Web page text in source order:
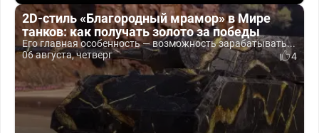
2D-стиль «Благородный мрамор» в Мире
танков: как получать золото за победы
Его главная особенность — возможность зарабатывать...
06 августа, четверг
4